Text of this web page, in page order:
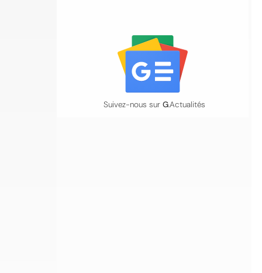
Suivez-nous sur G.Actualités